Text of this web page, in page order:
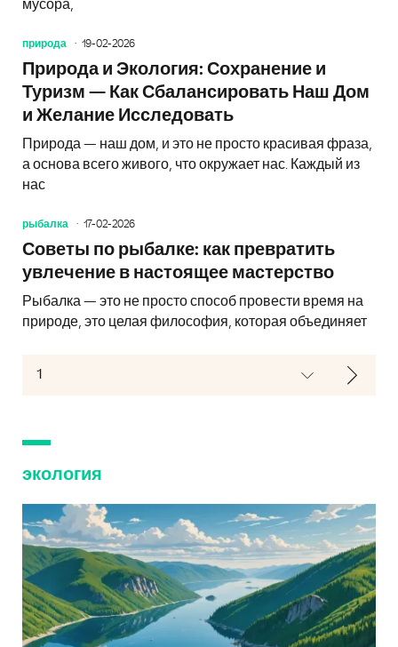
мусора,
природа 19-02-2026
Природа и Экология: Сохранение и
Туризм — Как Сбалансировать Наш Дом
и Желание Исследовать
Природа — наш дом, и это не просто красивая фраза,
а основа всего живого, что окружает нас. Каждый из
нас
рыбалка 17-02-2026
Советы по рыбалке: как превратить
увлечение в настоящее мастерство
Рыбалка — это не просто способ провести время на
природе, это целая философия, которая объединяет
экология